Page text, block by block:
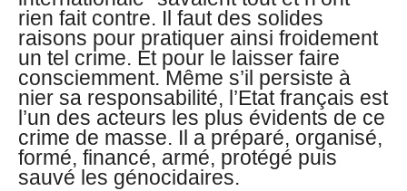
rien fait contre. Il faut des solides
raisons pour pratiquer ainsi froidement
un tel crime. Et pour le laisser faire
consciemment. Même s’il persiste à
nier sa responsabilité, l’Etat français est
l’un des acteurs les plus évidents de ce
crime de masse. Il a préparé, organisé,
formé, financé, armé, protégé puis
sauvé les génocidaires.